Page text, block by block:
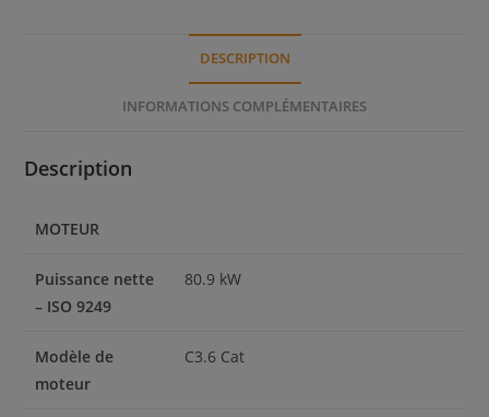
DESCRIPTION
INFORMATIONS COMPLÉMENTAIRES
Description
MOTEUR
Puissance nette
– ISO 9249
80.9 kW
Modèle de
moteur
C3.6 Cat